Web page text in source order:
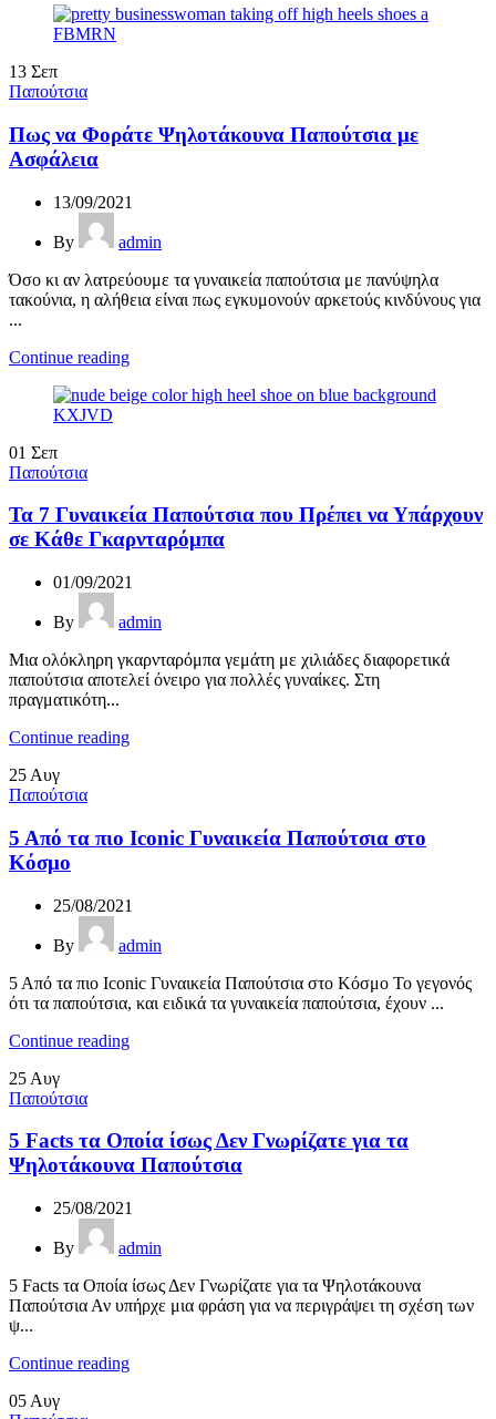
13 Σεπ
Παπούτσια
Πως να Φοράτε Ψηλοτάκουνα Παπούτσια με
Ασφάλεια
13/09/2021
By
admin
Όσο κι αν λατρεύουμε τα γυναικεία παπούτσια με πανύψηλα
τακούνια, η αλήθεια είναι πως εγκυμονούν αρκετούς κινδύνους για
...
Continue reading
01 Σεπ
Παπούτσια
Τα 7 Γυναικεία Παπούτσια που Πρέπει να Υπάρχουν
σε Κάθε Γκαρνταρόμπα
01/09/2021
By
admin
Μια ολόκληρη γκαρνταρόμπα γεμάτη με χιλιάδες διαφορετικά
παπούτσια αποτελεί όνειρο για πολλές γυναίκες. Στη
πραγματικότη...
Continue reading
25 Αυγ
Παπούτσια
5 Από τα πιο Iconic Γυναικεία Παπούτσια στο
Κόσμο
25/08/2021
By
admin
5 Από τα πιο Iconic Γυναικεία Παπούτσια στο Κόσμο Το γεγονός
ότι τα παπούτσια, και ειδικά τα γυναικεία παπούτσια, έχουν ...
Continue reading
25 Αυγ
Παπούτσια
5 Facts τα Οποία ίσως Δεν Γνωρίζατε για τα
Ψηλοτάκουνα Παπούτσια
25/08/2021
By
admin
5 Facts τα Οποία ίσως Δεν Γνωρίζατε για τα Ψηλοτάκουνα
Παπούτσια Αν υπήρχε μια φράση για να περιγράψει τη σχέση των
ψ...
Continue reading
05 Αυγ